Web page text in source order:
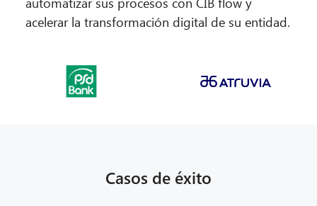
acelerar la transformación digital de su entidad.
Casos de éxito